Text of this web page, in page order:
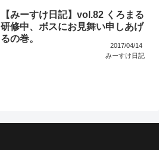
【みーすけ日記】vol.82 くろまる
研修中、ボスにお見舞い申しあげ
るの巻。
2017/04/14
みーすけ日記